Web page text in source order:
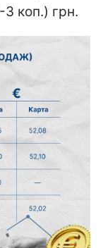
коп.) грн.